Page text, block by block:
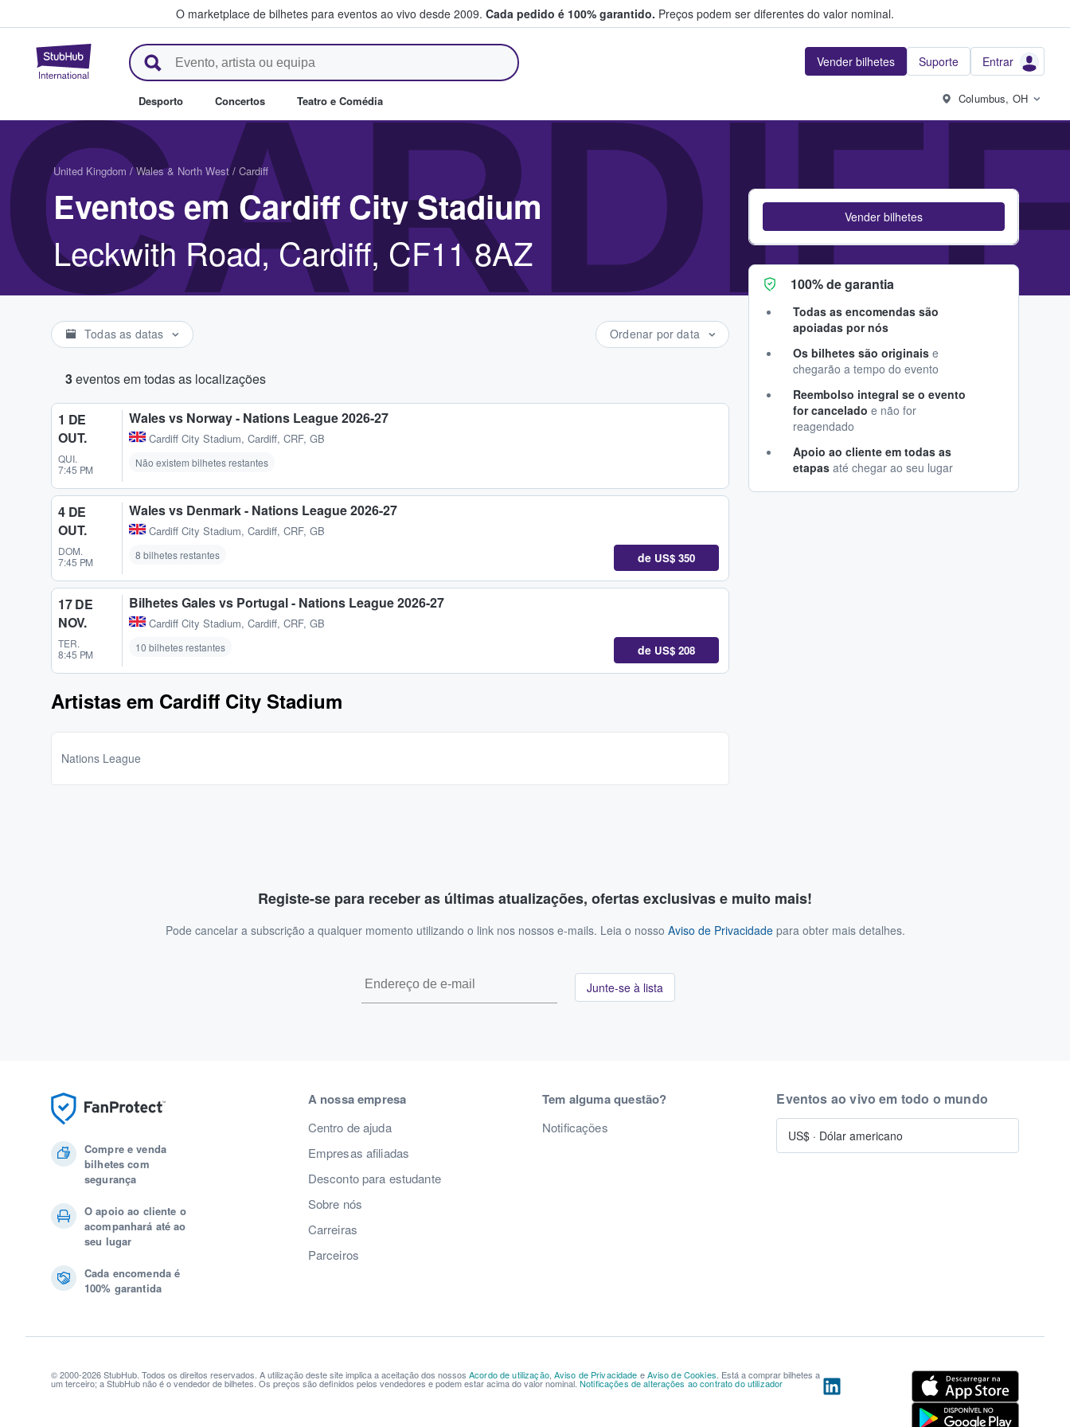
O marketplace de bilhetes para eventos ao vivo desde 2009. Cada pedido é 100% garantido. Preços podem ser diferentes do valor nominal.
StubHub – onde os fãs compram e vendem bilhetes Vender bilhetes Suporte Entrar
Desporto Concertos Teatro e Comédia Columbus, OH
United Kingdom / Wales & North West / Cardiff
Eventos em Cardiff City Stadium
Leckwith Road, Cardiff, CF11 8AZ
Todas as datas Ordenar por data
3eventos em todas as localizações
1 DE
OUT.
QUI.
7:45 PM
Wales vs Norway - Nations League 2026-27
Cardiff City Stadium, Cardiff, CRF, GB
Não existem bilhetes restantes
4 DE
OUT.
DOM.
7:45 PM
Wales vs Denmark - Nations League 2026-27
Cardiff City Stadium, Cardiff, CRF, GB
8 bilhetes restantes de US$ 350
17 DE
NOV.
TER.
8:45 PM
Bilhetes Gales vs Portugal - Nations League 2026-27
Cardiff City Stadium, Cardiff, CRF, GB
10 bilhetes restantes de US$ 208
Artistas em Cardiff City Stadium
Nations League
Vender bilhetes
100% de garantia
Todas as encomendas são
apoiadas por nós
Os bilhetes são originais e
chegarão a tempo do evento
Reembolso integral se o evento
for cancelado e não for
reagendado
Apoio ao cliente em todas as
etapas até chegar ao seu lugar
Registe-se para receber as últimas atualizações, ofertas exclusivas e muito mais!
Pode cancelar a subscrição a qualquer momento utilizando o link nos nossos e-mails. Leia o nosso Aviso de Privacidadepara obter mais detalhes.
Junte-se à lista
Compre e venda
bilhetes com
segurança
O apoio ao cliente o
acompanhará até ao
seu lugar
Cada encomenda é
100% garantida
A nossa empresa
Centro de ajuda
Empresas afiliadas
Desconto para estudante
Sobre nós
Carreiras
Parceiros
Tem alguma questão?
Notificações
Eventos ao vivo em todo o mundo
US$ · Dólar americano
© 2000-2026 StubHub. Todos os direitos reservados. A utilização deste site implica a aceitação dos nossos Acordo de utilização, Aviso de Privacidade eAviso de Cookies. Está a comprar bilhetes a
um terceiro; a StubHub não é o vendedor de bilhetes. Os preços são definidos pelos vendedores e podem estar acima do valor nominal. Notificações de alterações ao contrato do utilizador